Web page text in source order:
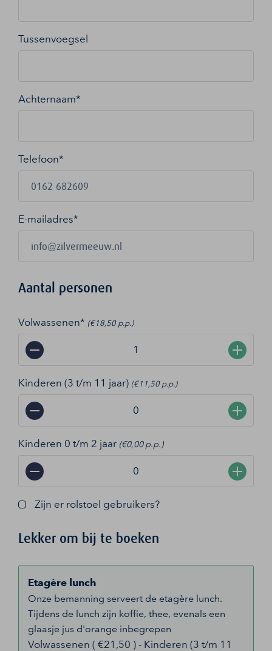
Tussenvoegsel
Achternaam*
Telefoon*
E-mailadres*
Aantal personen
Volwassenen* (€18,50 p.p.)
− +
Kinderen (3 t/m 11 jaar) (€11,50 p.p.)
− +
Kinderen 0 t/m 2 jaar (€0,00 p.p.)
− +
Zijn er rolstoel gebruikers?
Lekker om bij te boeken
Etagère lunch
Onze bemanning serveert de etagère lunch.
Tijdens de lunch zijn koffie, thee, evenals een
glaasje jus d'orange inbegrepen
Volwassenen ( €21,50 ) - Kinderen (3 t/m 11